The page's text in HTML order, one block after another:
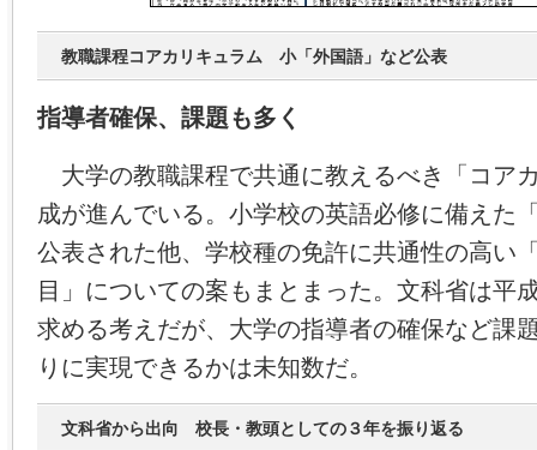
教職課程コアカリキュラム 小「外国語」など公表
指導者確保、課題も多く
大学の教職課程で共通に教えるべき「コア
成が進んでいる。小学校の英語必修に備えた
公表された他、学校種の免許に共通性の高い
目」についての案もまとまった。文科省は平
求める考えだが、大学の指導者の確保など課
りに実現できるかは未知数だ。
文科省から出向 校長・教頭としての３年を振り返る